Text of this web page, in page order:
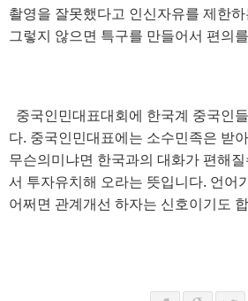
촬영을 잘못했다고 인신자유를 제한
그렇지 않으면 특구를 만들어서 편의
중국인민대표대회에 한국계 중국인
다. 중국인민대표에는 소수민족은 받
무슨의미냐면 한국과의 대화가 편해
서 투자유치해 오라는 뜻입니다. 언어
어쩌면 관계개선 하자는 신호이기도